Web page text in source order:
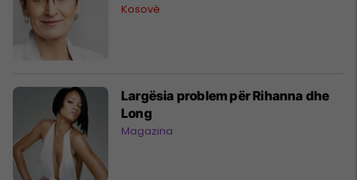
Kosovë
Largësia problem për Rihanna dhe
Long
Magazina